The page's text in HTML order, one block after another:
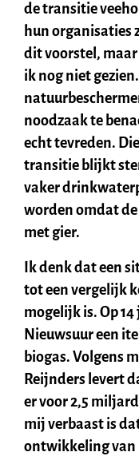
de transitie
hun organisaties
dit voorstel,
ik nog niet
noodzaak te
echt tevreden.
transitie blijkt
vaker
worden omdat
met gier.
Ik denk dat een
tot een vergelijk
mogelijk is. Op
Nieuwsuur een
biogas. Volgens
Reijnders levert
er voor 2,5
mij verbaast is
ontwikkeling van